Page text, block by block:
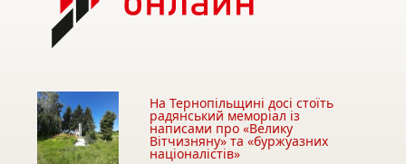
На Тернопільщині досі стоїть
радянський меморіал із
написами про «Велику
Вітчизняну» та «буржуазних
націоналістів»